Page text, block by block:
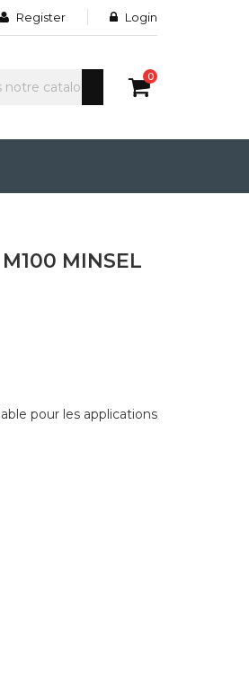
Register Login
0
MINSEL
pour les applications